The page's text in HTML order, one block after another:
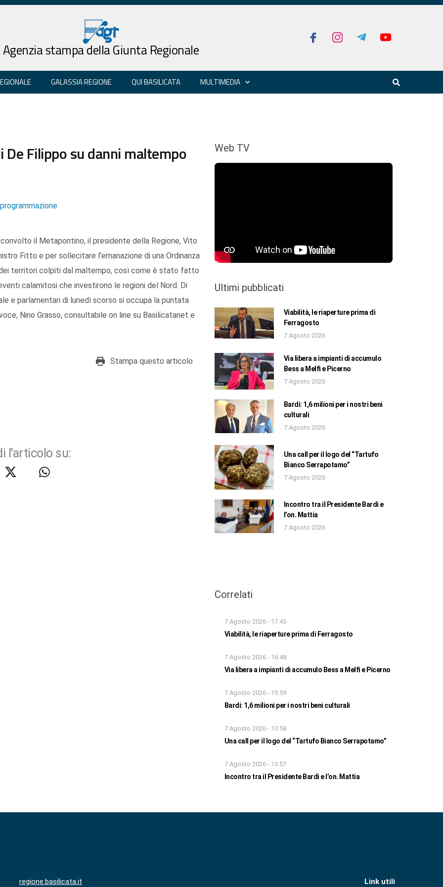
Agenzia stampa della Giunta Regionale
GALASSIA REGIONE QUI BASILICATA MULTIMEDIA
Filippo su danni maltempo
il Metapontino, il presidente della Regione, Vito
Fitto e per sollecitare l'emanazione di una Ordinanza
territori colpiti dal maltempo, così come è stato fatto
calamitosi che investirono le regioni del Nord. Di
e parlamentari di lunedì scorso si occupa la puntata
Nino Grasso, consultabile on line su Basilicatanet e
Stampa questo articolo
l'articolo su:
Web TV
Ultimi pubblicati
Viabilità, le riaperture prima di
Ferragosto
7 Agosto 2026
Via libera a impianti di accumulo
Bess a Melfi e Picerno
7 Agosto 2026
Bardi: 1,6 milioni per i nostri beni
culturali
7 Agosto 2026
Una call per il logo del “Tartufo
Bianco Serrapotamo”
7 Agosto 2026
Incontro tra il Presidente Bardi e
l’on. Mattia
7 Agosto 2026
Correlati
7 Agosto 2026 - 17:43
Viabilità, le riaperture prima di Ferragosto
7 Agosto 2026 - 16:48
Via libera a impianti di accumulo Bess a Melfi e Picerno
7 Agosto 2026 - 15:59
Bardi: 1,6 milioni per i nostri beni culturali
7 Agosto 2026 - 13:58
Una call per il logo del “Tartufo Bianco Serrapotamo”
7 Agosto 2026 - 13:57
Incontro tra il Presidente Bardi e l’on. Mattia
regione.basilicata.it Link utili